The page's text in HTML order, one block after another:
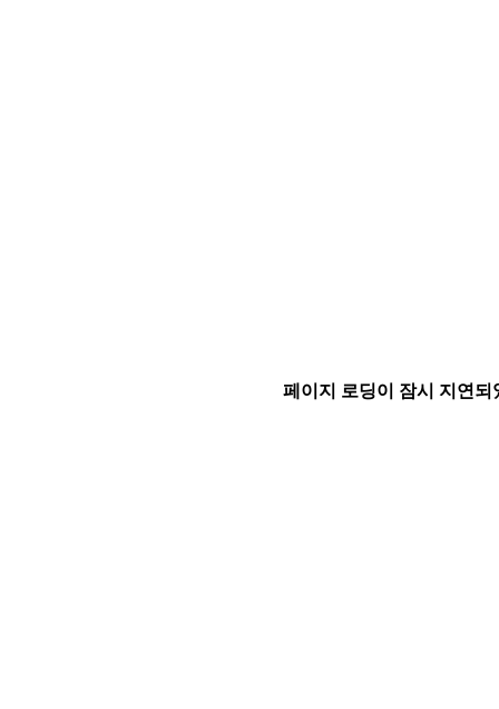
페이지 로딩이 잠시 지연